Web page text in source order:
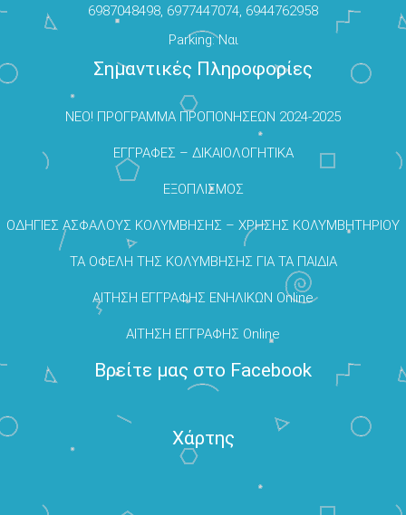
6987048498, 6977447074, 6944762958
Parking: Ναι
Σημαντικές Πληροφορίες
NEO! ΠΡΟΓΡΑΜΜΑ ΠΡΟΠΟΝΗΣΕΩΝ 2024-2025
ΕΓΓΡΑΦΕΣ – ΔΙΚΑΙΟΛΟΓΗΤΙΚΑ
ΕΞΟΠΛΙΣΜΟΣ
ΟΔΗΓΙΕΣ ΑΣΦΑΛΟΥΣ ΚΟΛΥΜΒΗΣΗΣ – ΧΡΗΣΗΣ ΚΟΛΥΜΒΗΤΗΡΙΟΥ
ΤΑ ΟΦΕΛΗ ΤΗΣ ΚΟΛΥΜΒΗΣΗΣ ΓΙΑ ΤΑ ΠΑΙΔΙΑ
ΑΙΤΗΣΗ ΕΓΓΡΑΦΗΣ ΕΝΗΛΙΚΩΝ Online
ΑΙΤΗΣΗ ΕΓΓΡΑΦΗΣ Online
Βρείτε μας στο Facebook
Χάρτης